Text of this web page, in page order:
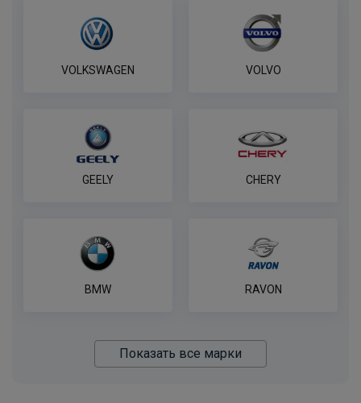
VOLKSWAGEN VOLVO
GEELY CHERY
BMW RAVON
Показать все марки